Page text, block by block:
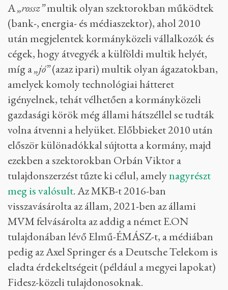
A„rossz”multik olyan szektorokban működtek
(bank-, energia- és médiaszektor), ahol 2010
után megjelentek kormányközeli vállalkozók és
cégek, hogy átvegyék a külföldi multik helyét,
míg a„jó”(azaz ipari) multik olyan ágazatokban,
amelyek komoly technológiai hátteret
igényelnek, tehát vélhetően a kormányközeli
gazdasági körök még állami hátszéllel se tudták
volna átvenni a helyüket. Előbbieket 2010 után
először különadókkal sújtotta a kormány, majd
ezekben a szektorokban Orbán Viktor a
tulajdonszerzést tűzte ki célul, amelynagyrészt
meg is valósult. Az MKB-t 2016-ban
visszavásárolta az állam, 2021-ben az állami
MVM felvásárolta az addig a német E.ON
tulajdonában lévő Elmű-ÉMÁSZ-t, a médiában
pedig az Axel Springer és a Deutsche Telekom is
eladta érdekeltségeit (például a megyei lapokat)
Fidesz-közeli tulajdonosoknak.